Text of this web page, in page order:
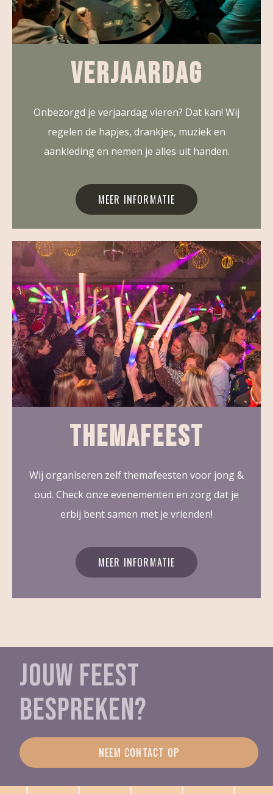
VERJAARDAG
Onbezorgd je verjaardag vieren? Dat kan! Wij
regelen de hapjes, drankjes, muziek en
aankleding en nemen je alles uit handen.
MEER INFORMATIE
THEMAFEEST
Wij organiseren zelf themafeesten voor jong &
oud. Check onze evenementen en zorg dat je
erbij bent samen met je vrienden!
MEER INFORMATIE
JOUW FEEST
BESPREKEN?
NEEM CONTACT OP